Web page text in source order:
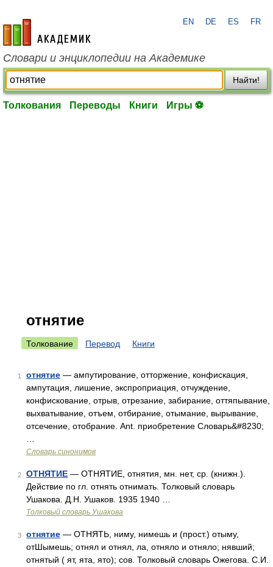
academic.ru
EN DE ES FR
Словари и энциклопедии на Академике
Найти!
Толкования Переводы Книги Игры ⚽
отнятие
Толкование Перевод Книги
1 отнятие — ампутирование, отторжение, конфискация,
ампутация, лишение, экспроприация, отчуждение,
конфискование, отрыв, отрезание, забирание, оттяпывание,
выхватывание, отъем, отбирание, отымание, вырывание,
отсечение, отобрание. Ant. приобретение Словарь&#8230;
Словарь синонимов
2 ОТНЯТИЕ — ОТНЯТИЕ, отнятия, мн. нет, ср. (книжн.).
Действие по гл. отнять отнимать. Толковый словарь
Ушакова. Д.Н. Ушаков. 1935 1940 …
Толковый словарь Ушакова
3 отнятие — ОТНЯТЬ, ниму, нимешь и (прост.) отыму,
отШымешь; отнял и отнял, ла, отняло и отняло; нявший;
отнятый ( ят, ята, ято); сов. Толковый словарь Ожегова. С.И.